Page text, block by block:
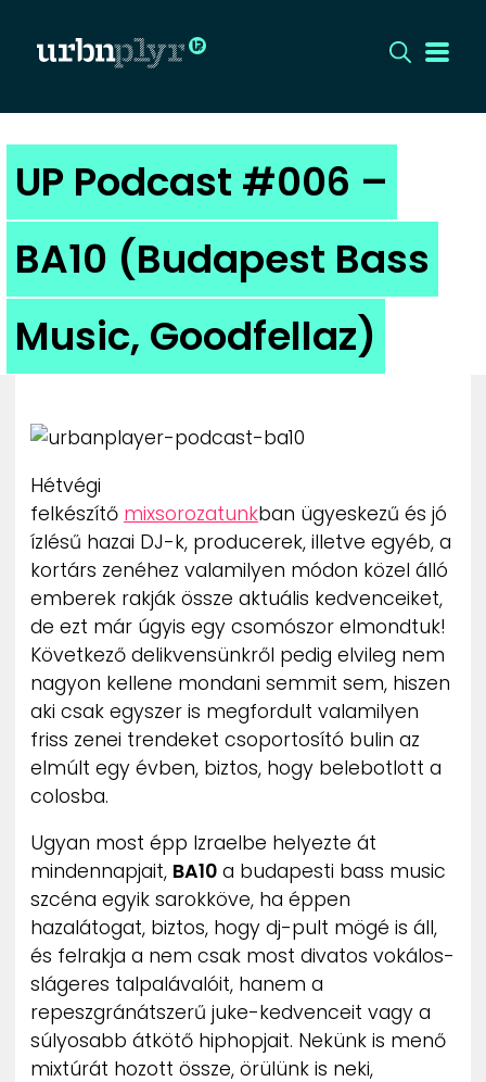
CÍMLAP
DIZÁJN
DIVAT
HIP
UTCA
ZENE
MÉDIAAJÁNLAT
IMPRESSZUM
PR-ARCHÍVUM
ADATKEZELÉSI TÁJÉKOZTATÓ
UP Podcast #006 –
BA10 (Budapest Bass
Music, Goodfellaz)
Hétvégi
felkészítő mixsorozatunkban ügyeskezű és jó
ízlésű hazai DJ-k, producerek, illetve egyéb, a
kortárs zenéhez valamilyen módon közel álló
emberek rakják össze aktuális kedvenceiket,
de ezt már úgyis egy csomószor elmondtuk!
Következő delikvensünkről pedig elvileg nem
nagyon kellene mondani semmit sem, hiszen
aki csak egyszer is megfordult valamilyen
friss zenei trendeket csoportosító bulin az
elmúlt egy évben, biztos, hogy belebotlott a
colosba.
Ugyan most épp Izraelbe helyezte át
mindennapjait, BA10 a budapesti bass music
szcéna egyik sarokköve, ha éppen
hazalátogat, biztos, hogy dj-pult mögé is áll,
és felrakja a nem csak most divatos vokálos-
slágeres talpalávalóit, hanem a
repeszgránátszerű juke-kedvenceit vagy a
súlyosabb átkötő hiphopjait. Nekünk is menő
mixtúrát hozott össze, örülünk is neki,